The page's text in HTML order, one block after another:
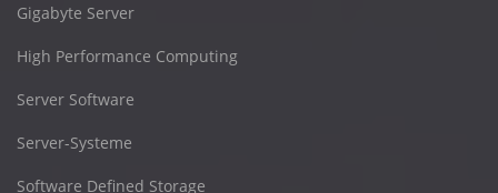
Gigabyte Server
High Performance Computing
Server Software
Server-Systeme
Software Defined Storage